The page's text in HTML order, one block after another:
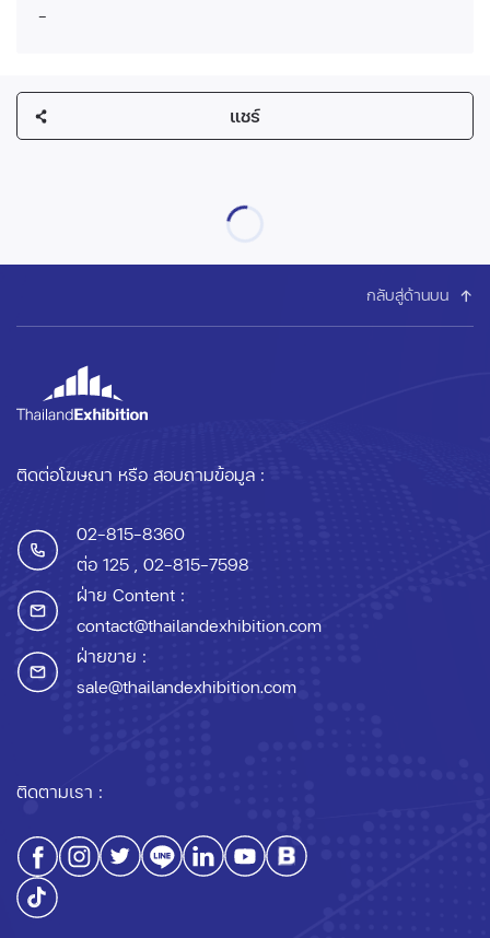
-
แชร์
กลับสู่ด้านบน
ติดต่อโฆษณา หรือ สอบถามข้อมูล :
02-815-8360
ต่อ 125 , 02-815-7598
ฝ่าย Content :
contact@thailandexhibition.com
ฝ่ายขาย :
sale@thailandexhibition.com
ติดตามเรา :